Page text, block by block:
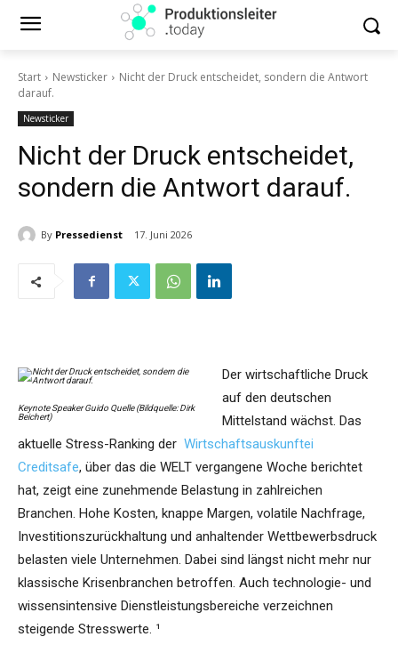
Start Newsticker
Nicht der Druck entscheidet, sondern die Antwort
darauf.
Newsticker
Nicht der Druck entscheidet,
sondern die Antwort darauf.
By Pressedienst 17. Juni 2026
Keynote Speaker Guido Quelle (Bildquelle: Dirk
Beichert)
Der wirtschaftliche Druck
auf den deutschen
Mittelstand wächst. Das
aktuelle Stress-Ranking der Wirtschaftsauskunftei
Creditsafe, über das die WELT vergangene Woche berichtet
hat, zeigt eine zunehmende Belastung in zahlreichen
Branchen. Hohe Kosten, knappe Margen, volatile Nachfrage,
Investitionszurückhaltung und anhaltender Wettbewerbsdruck
belasten viele Unternehmen. Dabei sind längst nicht mehr nur
klassische Krisenbranchen betroffen. Auch technologie- und
wissensintensive Dienstleistungsbereiche verzeichnen
steigende Stresswerte. ¹